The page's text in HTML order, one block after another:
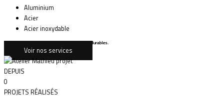
Aluminium
Acier
Acier inoxydable
L'Atelier Mathieu réalise vos idées en solutions durables.
Voir nos services
DEPUIS
0
PROJETS RÉALISÉS